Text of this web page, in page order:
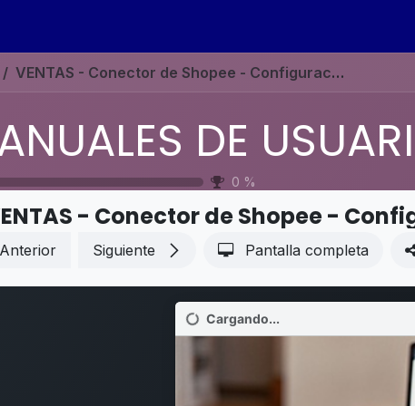
VENTAS - Conector de Shopee - Configuración del conector de Shopee
0 %
Anterior Siguiente Pantalla completa